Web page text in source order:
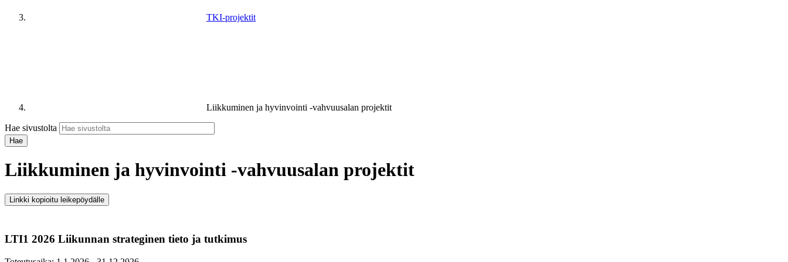
TKI-projektit
Liikkuminen ja hyvinvointi -vahvuusalan projektit
Hae sivustolta
Liikkuminen ja hyvinvointi -vahvuusalan projektit
Linkki kopioitu leikepöydälle
LTI1 2026 Liikunnan strateginen tieto ja tutkimus